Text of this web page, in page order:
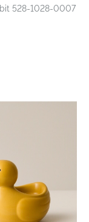
528-1028-0007